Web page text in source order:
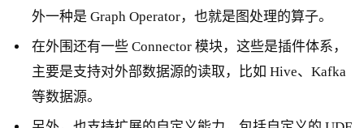
外一种是 Graph Operator，也就是图处理的算子。
在外围还有一些 Connector 模块，这些是插件体系，
主要是支持对外部数据源的读取，比如 Hive、Kafka
等数据源。